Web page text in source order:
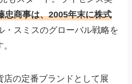
忠商事は、2005年末に株式
・スミスのグローバル戦略を
店の定番ブランドとして展